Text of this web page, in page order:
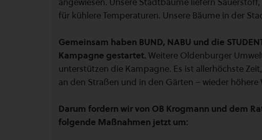
für kühlere Temperaturen. Unsere Bäume in der
Gemeinsam haben BUND, NABU und die
Kampagne gestartet. Weitere Oldenburger
unterstützen die Kampagne. Es ist allerhöchste
an den Straßen und in den Gärten – wieder
Darum fordern wir von OB Krogmann und dem
folgende Maßnahmen jetzt um: